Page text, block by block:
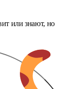
или знают, но